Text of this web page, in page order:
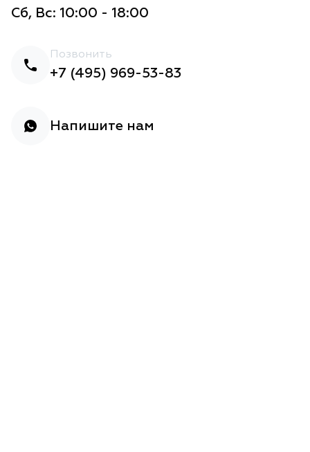
Сб, Вс: 10:00 - 18:00
Позвонить
+7 (495) 969-53-83
Напишите нам